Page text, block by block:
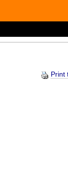
Print